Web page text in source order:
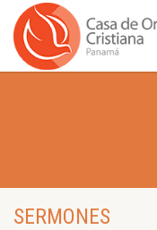
SERMONES